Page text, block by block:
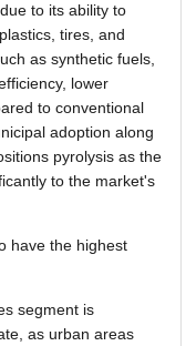
to its ability to
tires, and
as synthetic fuels,
lower
to conventional
adoption along
pyrolysis as the
to the market's
have the highest
segment is
as urban areas